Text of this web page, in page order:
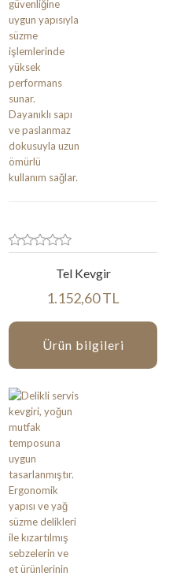
Tel Kevgir
1.152,60 TL
Ürün bilgileri